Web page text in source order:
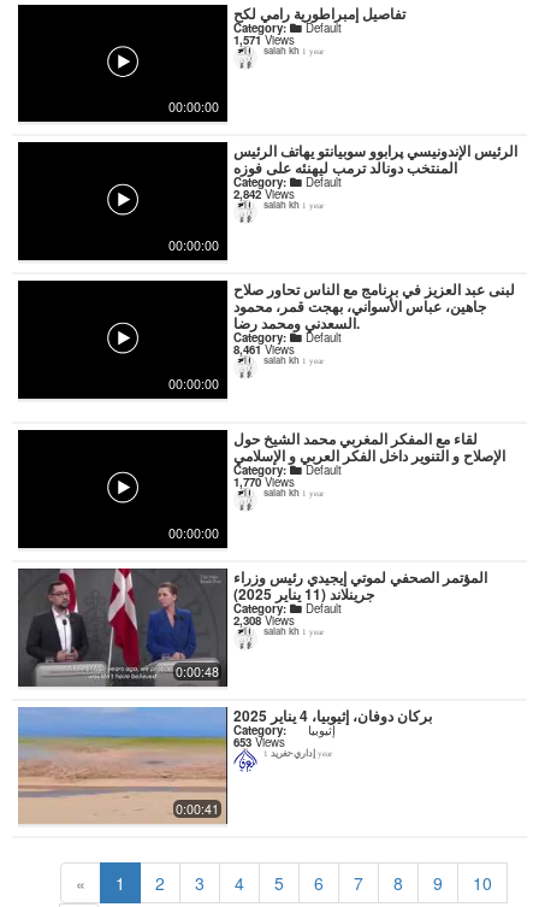
00:00:00
تفاصيل إمبراطورية رامي لكح
Category: Default
1,571Views
salah kh 1 year
00:00:00
الرئيس الإندونيسي پرابوو سوبيانتو يهاتف الرئيس
المنتخب دونالد ترمب ليهنئه على فوزه
Category: Default
2,842Views
salah kh 1 year
00:00:00
لبنى عبد العزيز في برنامج مع الناس تحاور صلاح
جاهين، عباس الأسواني، بهجت قمر، محمود
السعدني ومحمد رضا.
Category: Default
8,461Views
salah kh 1 year
00:00:00
لقاء مع المفكر المغربي محمد الشيخ حول
الإصلاح و التنوير داخل الفكر العربي و الإسلامي
Category: Default
1,770Views
salah kh 1 year
0:00:48
المؤتمر الصحفي لموتي إيجيدي رئيس وزراء
جرينلاند (11 يناير 2025)
Category: Default
2,308Views
salah kh 1 year
0:00:41
بركان دوفان، إثيوبيا، 4 يناير 2025
Category: إثيوبيا
653 Views
إداري-تغريد 1 year
« 1 2 3 4 5 6 7 8 9 10